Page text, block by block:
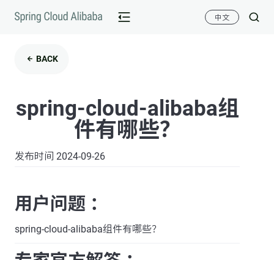
中文
BACK
spring-cloud-alibaba组
件有哪些？
发布时间 2024-09-26
用户问题 ：
spring-cloud-alibaba组件有哪些？